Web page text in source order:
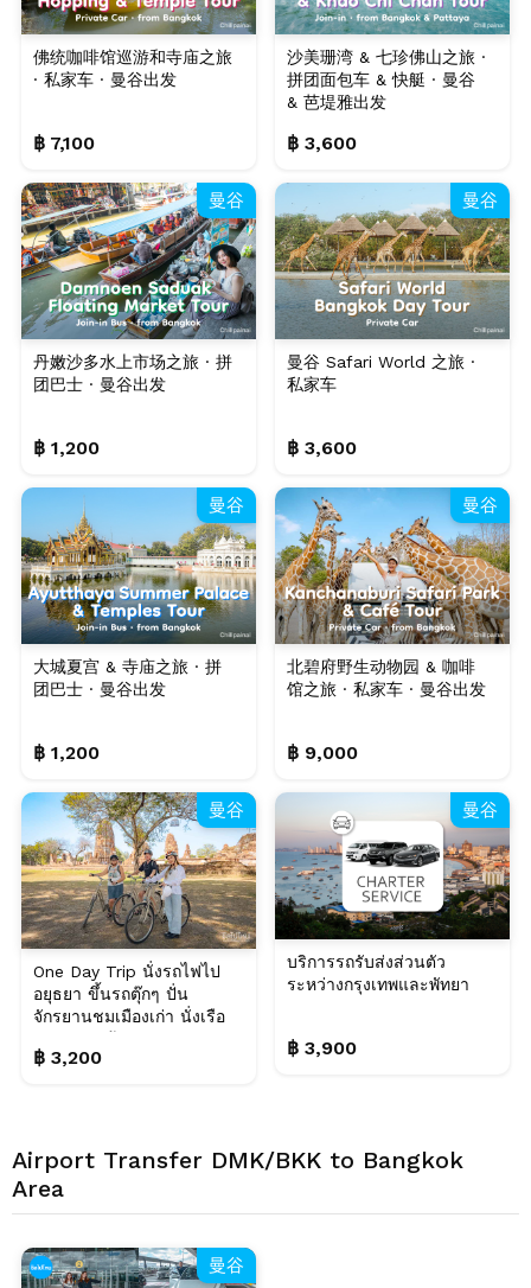
佛统咖啡馆巡游和寺庙之旅
· 私家车 · 曼谷出发
฿ 7,100
沙美珊湾 & 七珍佛山之旅 ·
拼团面包车 & 快艇 · 曼谷
& 芭堤雅出发
฿ 3,600
曼谷
丹嫩沙多水上市场之旅 · 拼
团巴士 · 曼谷出发
฿ 1,200
曼谷
曼谷 Safari World 之旅 ·
私家车
฿ 3,600
曼谷
大城夏宫 & 寺庙之旅 · 拼
团巴士 · 曼谷出发
฿ 1,200
曼谷
北碧府野生动物园 & 咖啡
馆之旅 · 私家车 · 曼谷出发
฿ 9,000
曼谷
One Day Trip นั่งรถไฟไป
อยุธยา ขึ้นรถตุ๊กๆ ปั่น
จักรยานชมเมืองเก่า นั่งเรือ
฿ 3,200
曼谷
บริการรถรับส่งส่วนตัว
ระหว่างกรุงเทพและพัทยา
฿ 3,900
Airport Transfer DMK/BKK to Bangkok
Area
曼谷